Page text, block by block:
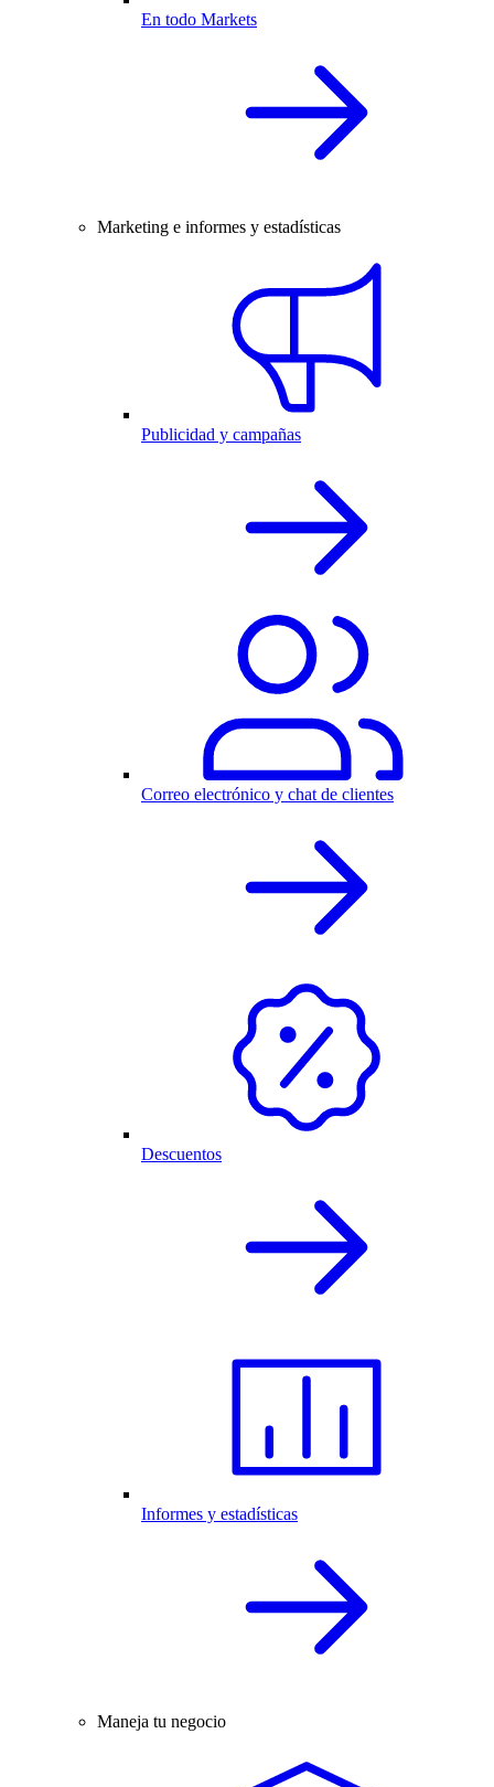
En todo Markets
Marketing e informes y estadísticas
Publicidad y campañas
Correo electrónico y chat de clientes
Descuentos
Informes y estadísticas
Maneja tu negocio